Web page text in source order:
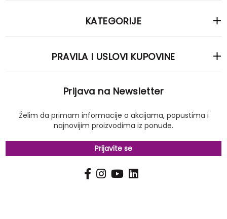
KATEGORIJE
PRAVILA I USLOVI KUPOVINE
Prijava na Newsletter
Želim da primam informacije o akcijama, popustima i
najnovijim proizvodima iz ponude.
Prijavite se